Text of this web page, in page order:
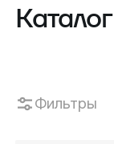
Каталог
Фильтры